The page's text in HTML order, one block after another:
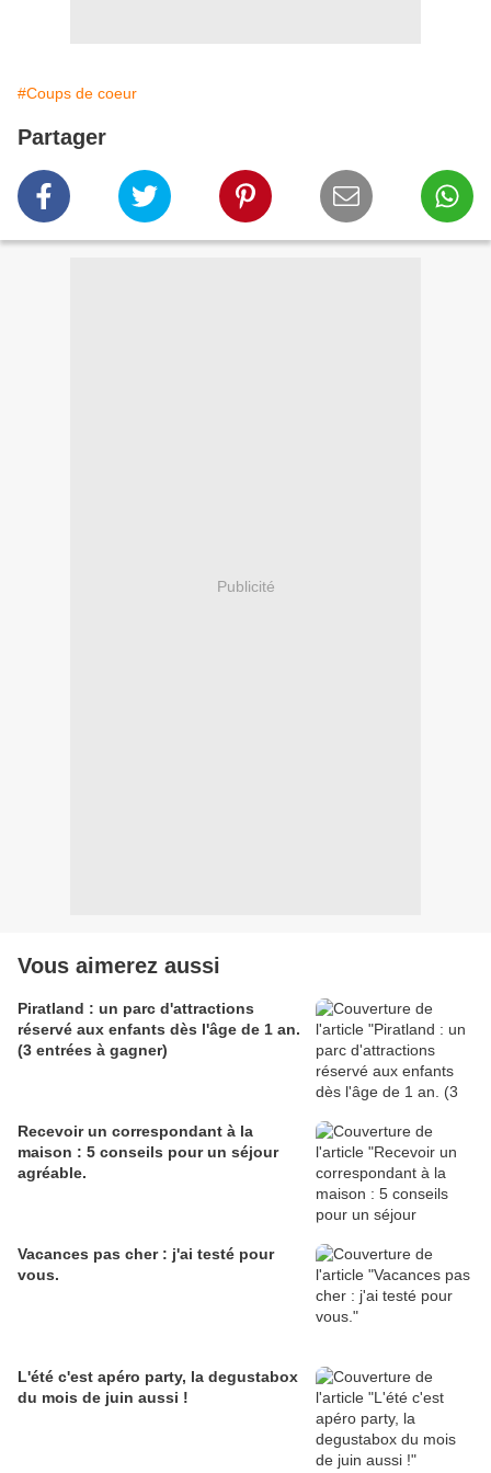
#Coups de coeur
Partager
Publicité
Vous aimerez aussi
Piratland : un parc d'attractions
réservé aux enfants dès l'âge de 1 an.
(3 entrées à gagner)
Recevoir un correspondant à la
maison : 5 conseils pour un séjour
agréable.
Vacances pas cher : j'ai testé pour
vous.
L'été c'est apéro party, la degustabox
du mois de juin aussi !